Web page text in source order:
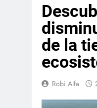
de la
Robi Alfa